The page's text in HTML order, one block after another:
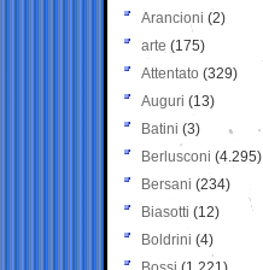
Arancioni (2)
arte (175)
Attentato (329)
Auguri (13)
Batini (3)
Berlusconi (4.295)
Bersani (234)
Biasotti (12)
Boldrini (4)